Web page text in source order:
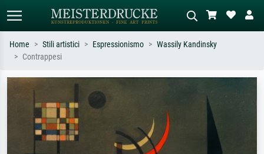
Monet, Notte stellata,
Impressionismo, onda di Hokusai,
nudo.
astratto con molto rosso, dipinto a
olio scuro, nudo in piedi vicino a un
Home Stili artistici Espressionismo
Wassily Kandinsky
Contrappesi